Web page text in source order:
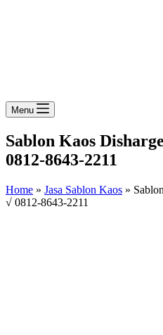
Menu
Sablon Kaos
0812-8643-2211
Home » Jasa Sablon Kaos »
√ 0812-8643-2211